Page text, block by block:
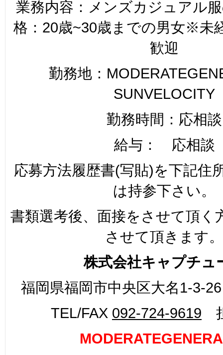
業務内容：メンズカジュアル
格：20歳~30歳までの男女※未
歓迎
勤務地：
SUNVELOCITY
勤務時間：応相談
給与： 応相談
応募方法履歴書(写貼)を下記住
は持参下さい。
書類選考後、面接をさせて頂く
させて頂きます。
株式会社キャプチュ
福岡県福岡市中央区大名1-3-
TEL/FAX 092-724-9619